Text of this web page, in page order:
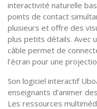
interactivité naturelle
points de contact
plusieurs et offre des
plus petits détails. Avec
câble permet de
l’écran pour une
Son logiciel interactif
enseignants d’animer
Les ressources